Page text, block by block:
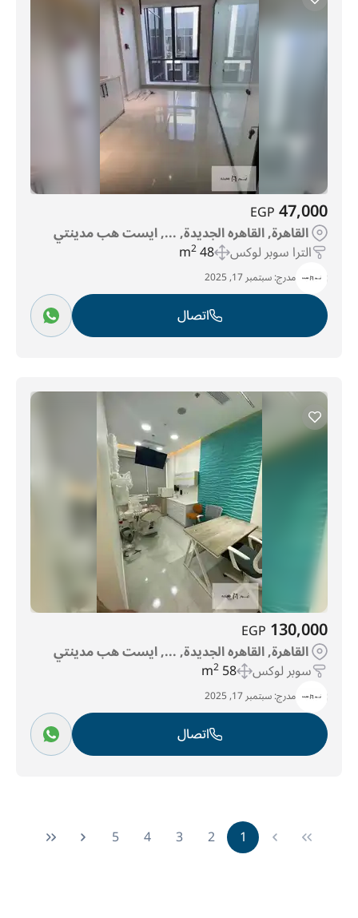
47,000
EGP
القاهرة, القاهره الجديدة, ..., ايست هب مدينتي
الترا سوبر لوكس 48 m
2
مدرج:سبتمبر 17, 2025
اتصال
130,000
EGP
القاهرة, القاهره الجديدة, ..., ايست هب مدينتي
سوبر لوكس 58 m
2
مدرج:سبتمبر 17, 2025
اتصال
1
2
3
4
5